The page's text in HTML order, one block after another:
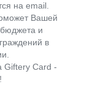
на email.
Вашей
и
в
Giftery Сard -